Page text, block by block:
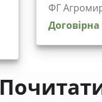
ФГ
Договірна